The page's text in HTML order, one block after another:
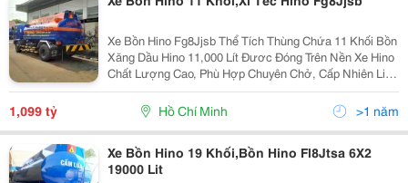
Xe Bồn Hino Fg8Jjsb Thể Tích Thùng Chứa 11 Khối Bồn
Xăng Dầu Hino 11,000 Lít Đươc Đóng Trên Nền Xe Hino
Chất Lượng Cao, Phù Hợp Chuyên Chở, Cấp Nhiên Liệu
Cho Các Trạm Xăng Dầu Miền Tây. Hỗ Trợ Mua Xe Bồn
Hino Trả Góp Toàn Quốc, Chỉ Cần Trả Trước
1,099 tỷ Hồ Chí Minh >1 năm
Xe Bồn Hino 19 Khối,Bồn Hino Fl8Jtsa 6X2
19000 Lit